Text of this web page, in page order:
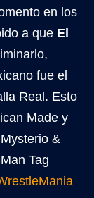
en los
a que El
fue el
Real. Esto
Made y
&
Tag